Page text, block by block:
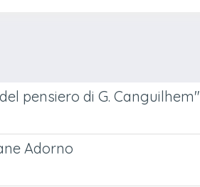
pensiero di G. Canguilhem"
Adorno